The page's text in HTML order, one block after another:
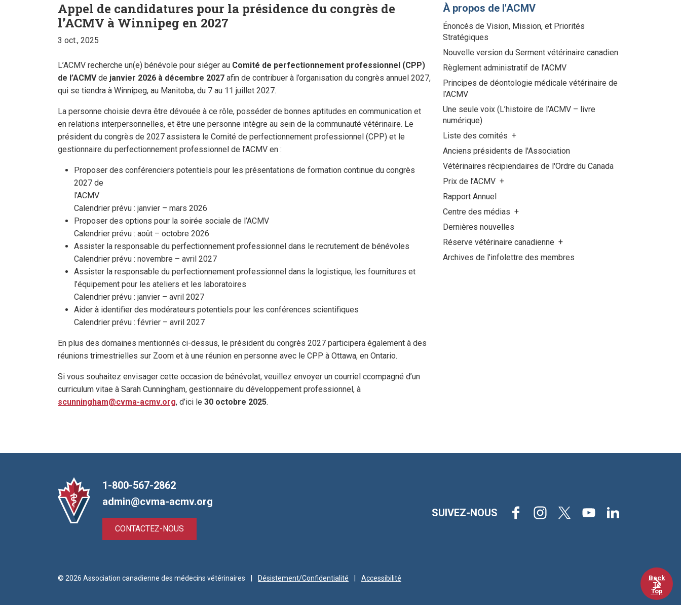
Appel de candidatures pour la présidence du congrès de
l’ACMV à Winnipeg en 2027
3 oct., 2025
L’ACMV recherche un(e) bénévole pour siéger au Comité de perfectionnement professionnel (CPP)
de l’ACMVde janvier 2026 à décembre 2027 afin de contribuer à l’organisation du congrès annuel 2027,
qui se tiendra à Winnipeg, au Manitoba, du 7 au 11 juillet 2027.
La personne choisie devra être dévouée à ce rôle, posséder de bonnes aptitudes en communication et
en relations interpersonnelles, et être une personne intègre au sein de la communauté vétérinaire. Le
président du congrès de 2027 assistera le Comité de perfectionnement professionnel (CPP) et le
gestionnaire du perfectionnement professionnel de l’ACMV en :
Proposer des conférenciers potentiels pour les présentations de formation continue du congrès
2027 de
l’ACMV
Calendrier prévu : janvier – mars 2026
Proposer des options pour la soirée sociale de l’ACMV
Calendrier prévu : août – octobre 2026
Assister la responsable du perfectionnement professionnel dans le recrutement de bénévoles
Calendrier prévu : novembre – avril 2027
Assister la responsable du perfectionnement professionnel dans la logistique, les fournitures et
l’équipement pour les ateliers et les laboratoires
Calendrier prévu : janvier – avril 2027
Aider à identifier des modérateurs potentiels pour les conférences scientifiques
Calendrier prévu : février – avril 2027
En plus des domaines mentionnés ci-dessus, le président du congrès 2027 participera également à des
réunions trimestrielles sur Zoom et à une réunion en personne avec le CPP à Ottawa, en Ontario.
Si vous souhaitez envisager cette occasion de bénévolat, veuillez envoyer un courriel ccompagné d’un
curriculum vitae à Sarah Cunningham, gestionnaire du développement professionnel, à
scunningham@cvma-acmv.org, d’ici le 30 octobre 2025.
À propos de l'ACMV
Énoncés de Vision, Mission, et Priorités
Stratégiques
Nouvelle version du Serment vétérinaire canadien
Règlement administratif de l’ACMV
Principes de déontologie médicale vétérinaire de
l’ACMV
Une seule voix (L’histoire de l’ACMV – livre
numérique)
Liste des comités
Anciens présidents de l'Association
Vétérinaires récipiendaires de l'Ordre du Canada
Prix de l’ACMV
Rapport Annuel
Centre des médias
Dernières nouvelles
Réserve vétérinaire canadienne
Archives de l'infolettre des membres
Back
To
Top
1-800-567-2862
admin@cvma-acmv.org
CONTACTEZ-NOUS
SUIVEZ-NOUS FacebookInstagram
X YoutubeLinkedIn
© 2026 Association canadienne des médecins vétérinaires Désistement/Confidentialité Accessibilité